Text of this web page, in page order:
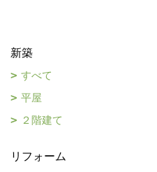
新築
すべて
平屋
２階建て
リフォーム